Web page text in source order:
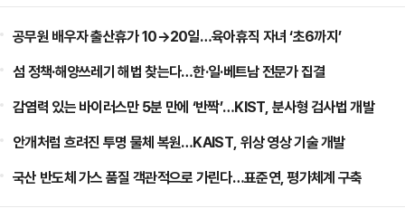
공무원 배우자 출산휴가 10→20일…육아휴직 자녀 ‘초6까지’
섬 정책·해양쓰레기 해법 찾는다…한·일·베트남 전문가 집결
감염력 있는 바이러스만 5분 만에 ‘반짝’…KIST, 분사형 검사법 개발
안개처럼 흐려진 투명 물체 복원…KAIST, 위상 영상 기술 개발
국산 반도체 가스 품질 객관적으로 가린다…표준연, 평가체계 구축